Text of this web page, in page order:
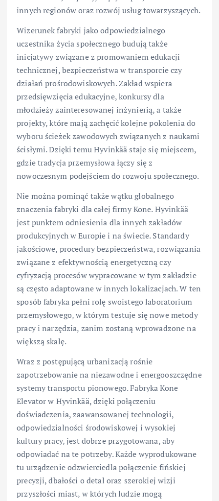
innych regionów oraz rozwój usług towarzyszących.
Wizerunek fabryki jako odpowiedzialnego
uczestnika życia społecznego budują także
inicjatywy związane z promowaniem edukacji
technicznej, bezpieczeństwa w transporcie czy
działań prośrodowiskowych. Zakład wspiera
przedsięwzięcia edukacyjne, konkursy dla
młodzieży zainteresowanej inżynierią, a także
projekty, które mają zachęcić kolejne pokolenia do
wyboru ścieżek zawodowych związanych z naukami
ścisłymi. Dzięki temu Hyvinkää staje się miejscem,
gdzie tradycja przemysłowa łączy się z
nowoczesnym podejściem do rozwoju społecznego.
Nie można pominąć także wątku globalnego
znaczenia fabryki dla całej firmy Kone. Hyvinkää
jest punktem odniesienia dla innych zakładów
produkcyjnych w Europie i na świecie. Standardy
jakościowe, procedury bezpieczeństwa, rozwiązania
związane z efektywnością energetyczną czy
cyfryzacją procesów wypracowane w tym zakładzie
są często adaptowane w innych lokalizacjach. W ten
sposób fabryka pełni rolę swoistego laboratorium
przemysłowego, w którym testuje się nowe metody
pracy i narzędzia, zanim zostaną wprowadzone na
większą skalę.
Wraz z postępującą urbanizacją rośnie
zapotrzebowanie na niezawodne i energooszczędne
systemy transportu pionowego. Fabryka Kone
Elevator w Hyvinkää, dzięki połączeniu
doświadczenia, zaawansowanej technologii,
odpowiedzialności środowiskowej i wysokiej
kultury pracy, jest dobrze przygotowana, aby
odpowiadać na te potrzeby. Każde wyprodukowane
tu urządzenie odzwierciedla połączenie fińskiej
precyzji, dbałości o detal oraz szerokiej wizji
przyszłości miast, w których ludzie mogą